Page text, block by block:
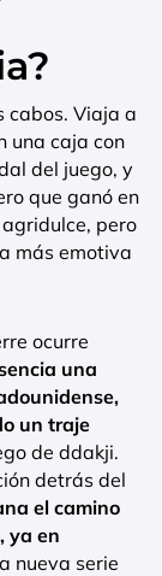
cabos. Viaja a
una caja con
del juego, y
que ganó en
pero
más emotiva
ocurre
una
un traje
de ddakji.
detrás del
el camino
ya en
nueva serie